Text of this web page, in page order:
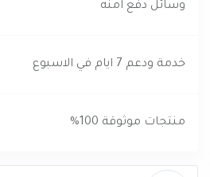
وسائل دفع آمنه
خدمة ودعم 7 ايام في الاسبوع
منتجات موثوقة 100%